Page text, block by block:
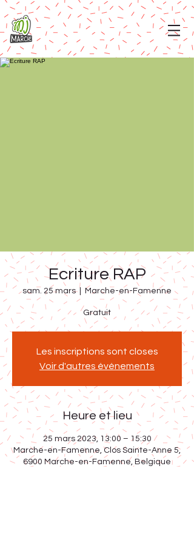
Ecriture RAP
sam. 25 mars
  |
Marche-en-Famenne
Gratuit
Les inscriptions sont closes
Voir d'autres événements
Heure et lieu
25 mars 2023, 13:00 – 15:30
Marche-en-Famenne, Clos Sainte-Anne 5,
6900 Marche-en-Famenne, Belgique